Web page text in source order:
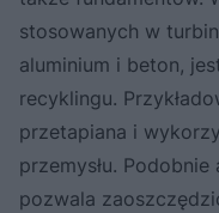
stosowanych w
aluminium i beton,
recyklingu.
przetapiana i
przemysłu.
pozwala